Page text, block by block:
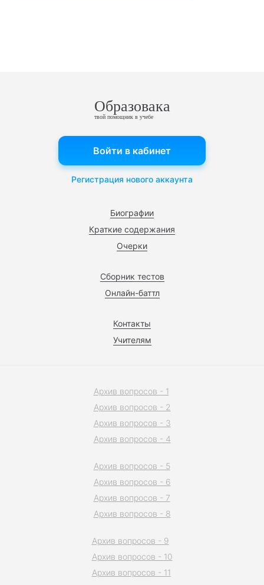
Образовака
твой помощник в учебе
Биографии
Краткие содержания
Очерки
Сборник тестов
Онлайн-баттл
Контакты
Учителям
Войти в кабинет
Регистрация нового аккаунта
Архив вопросов - 1
Архив вопросов - 2
Архив вопросов - 3
Архив вопросов - 4
Архив вопросов - 5
Архив вопросов - 6
Архив вопросов - 7
Архив вопросов - 8
Архив вопросов - 9
Архив вопросов - 10
Архив вопросов - 11